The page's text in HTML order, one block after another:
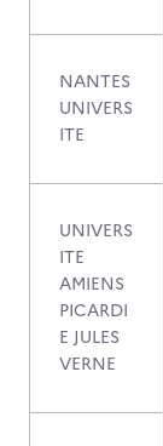
NANTES
UNIVERS
ITE
UNIVERS
ITE
AMIENS
PICARDI
E JULES
VERNE